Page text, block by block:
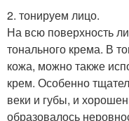
2. тонируем лицо.
На всю поверхность
тонального крема. В
кожа, можно также
крем. Особенно
веки и губы, и
образовалось